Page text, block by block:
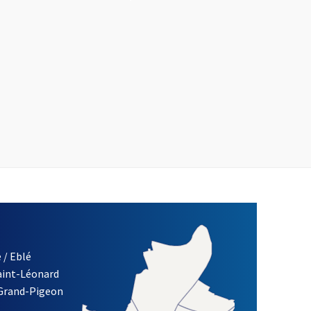
D'INFORMATION DES ASSOCIATIONS DE LA VILLE
/ Eblé
Léonard
Pigeon